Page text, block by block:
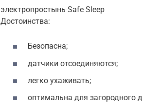
электропростынь Safe Sleep
Достоинства:
Безопасна;
датчики отсоединяются;
легко ухаживать;
оптимальна для загородного